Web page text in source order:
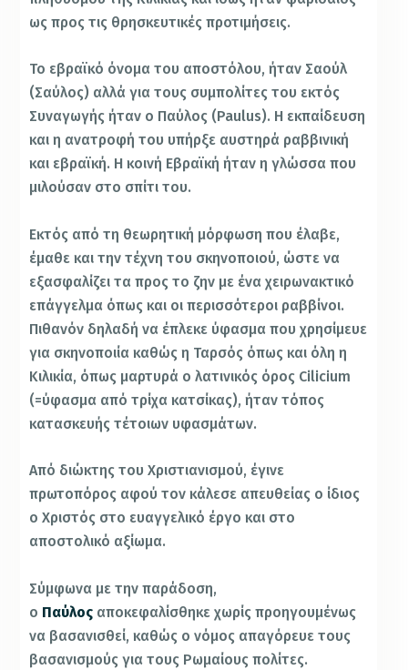
ως προς τις θρησκευτικές προτιμήσεις.
Το εβραϊκό όνομα του αποστόλου, ήταν Σαούλ
(Σαύλος) αλλά για τους συμπολίτες του εκτός
Συναγωγής ήταν ο Παύλος (Paulus). Η εκπαίδευση
και η ανατροφή του υπήρξε αυστηρά ραββινική
και εβραϊκή. Η κοινή Εβραϊκή ήταν η γλώσσα που
μιλούσαν στο σπίτι του.
Εκτός από τη θεωρητική μόρφωση που έλαβε,
έμαθε και την τέχνη του σκηνοποιού, ώστε να
εξασφαλίζει τα προς το ζην με ένα χειρωνακτικό
επάγγελμα όπως και οι περισσότεροι ραββίνοι.
Πιθανόν δηλαδή να έπλεκε ύφασμα που χρησίμευε
για σκηνοποιία καθώς η Ταρσός όπως και όλη η
Κιλικία, όπως μαρτυρά ο λατινικός όρος Cilicium
(=ύφασμα από τρίχα κατσίκας), ήταν τόπος
κατασκευής τέτοιων υφασμάτων.
Από διώκτης του Χριστιανισμού, έγινε
πρωτοπόρος αφού τον κάλεσε απευθείας ο ίδιος
ο Χριστός στο ευαγγελικό έργο και στο
αποστολικό αξίωμα.
Σύμφωνα με την παράδοση,
ο Παύλος αποκεφαλίσθηκε χωρίς προηγουμένως
να βασανισθεί, καθώς ο νόμος απαγόρευε τους
βασανισμούς για τους Ρωμαίους πολίτες.